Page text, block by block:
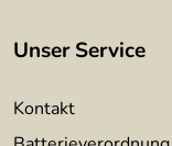
Unser Service
Kontakt